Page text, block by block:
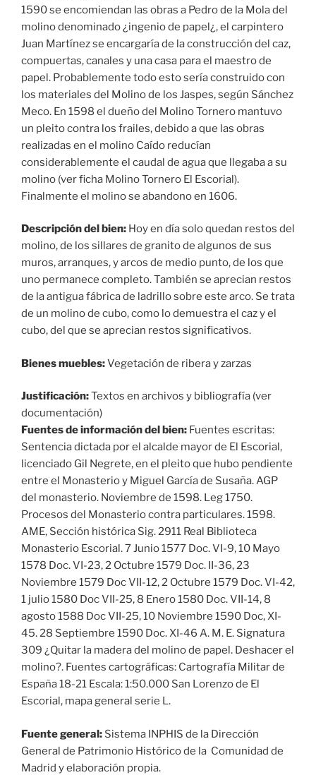
1590 se encomiendan las obras a Pedro de la Mola del
molino denominado ¿ingenio de papel¿, el carpintero
Juan Martínez se encargaría de la construcción del caz,
compuertas, canales y una casa para el maestro de
papel. Probablemente todo esto sería construido con
los materiales del Molino de los Jaspes, según Sánchez
Meco. En 1598 el dueño del Molino Tornero mantuvo
un pleito contra los frailes, debido a que las obras
realizadas en el molino Caído reducían
considerablemente el caudal de agua que llegaba a su
molino (ver ficha Molino Tornero El Escorial).
Finalmente el molino se abandono en 1606.
Descripción del bien: Hoy en día solo quedan restos del
molino, de los sillares de granito de algunos de sus
muros, arranques, y arcos de medio punto, de los que
uno permanece completo. También se aprecian restos
de la antigua fábrica de ladrillo sobre este arco. Se trata
de un molino de cubo, como lo demuestra el caz y el
cubo, del que se aprecian restos significativos.
Bienes muebles:Vegetación de ribera y zarzas
Justificación:Textos en archivos y bibliografía (ver
documentación)
Fuentes de información del bien: Fuentes escritas:
Sentencia dictada por el alcalde mayor de El Escorial,
licenciado Gil Negrete, en el pleito que hubo pendiente
entre el Monasterio y Miguel García de Susaña. AGP
del monasterio. Noviembre de 1598. Leg 1750.
Procesos del Monasterio contra particulares. 1598.
AME, Sección histórica Sig. 2911 Real Biblioteca
Monasterio Escorial. 7 Junio 1577 Doc. VI-9, 10 Mayo
1578 Doc. VI-23, 2 Octubre 1579 Doc. II-36, 23
Noviembre 1579 Doc VII-12, 2 Octubre 1579 Doc. VI-42,
1 julio 1580 Doc VII-25, 8 Enero 1580 Doc. VII-14, 8
agosto 1588 Doc VII-25, 10 Noviembre 1590 Doc, XI-
45. 28 Septiembre 1590 Doc. XI-46 A. M. E. Signatura
309 ¿Quitar la madera del molino de papel. Deshacer el
molino?. Fuentes cartográficas: Cartografía Militar de
España 18-21 Escala: 1:50.000 San Lorenzo de El
Escorial, mapa general serie L.
Fuente general: Sistema INPHIS de la Dirección
General de Patrimonio Histórico de la Comunidad de
Madrid y elaboración propia.